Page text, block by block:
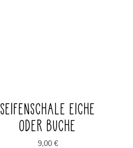
SEIFENSCHALE EICHE
ODER BUCHE
9,00€